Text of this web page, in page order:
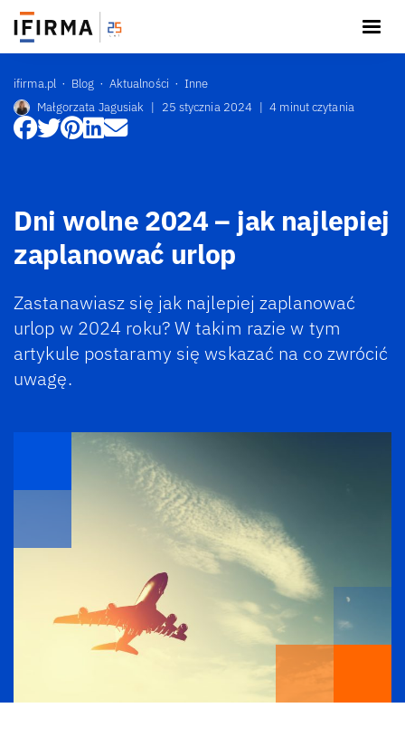
ifirma.pl Blog Aktualności
Inne
Małgorzata Jagusiak | 25 stycznia 2024 | 4 minut czytania
Dni wolne 2024 – jak najlepiej
zaplanować urlop
Zastanawiasz się jak najlepiej zaplanować
urlop w 2024 roku? W takim razie w tym
artykule postaramy się wskazać na co zwrócić
uwagę.